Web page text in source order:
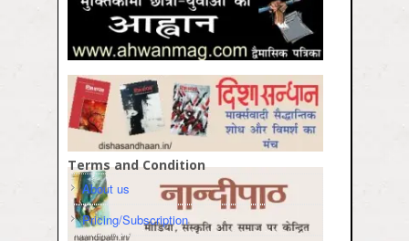
Terms and Condition
About us
Pricing/Subscription